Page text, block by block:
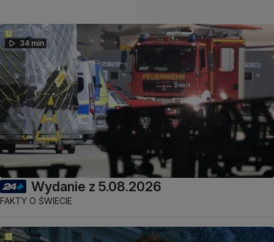
34 min
Wydanie z 5.08.2026
FAKTY O ŚWIECIE